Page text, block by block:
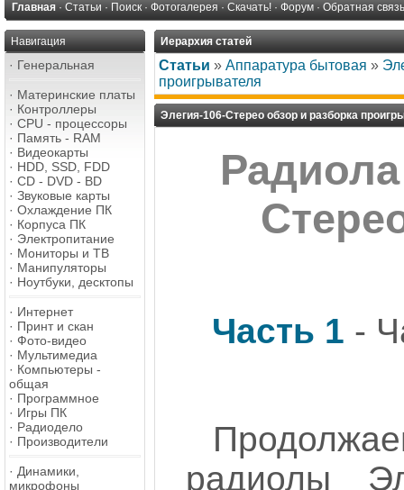
Главная · Статьи · Поиск · Фотогалерея · Скачать! · Форум · Обратная связь
Навигация
· Генеральная
· Материнские платы
· Контроллеры
· CPU - процессоры
· Память - RAM
· Видеокарты
· HDD, SSD, FDD
· CD - DVD - BD
· Звуковые карты
· Охлаждение ПК
· Корпуса ПК
· Электропитание
· Мониторы и ТВ
· Манипуляторы
· Ноутбуки, десктопы
· Интернет
· Принт и скан
· Фото-видео
· Мультимедиа
· Компьютеры -
общая
· Программное
· Игры ПК
· Радиодело
· Производители
· Динамики,
микрофоны
Иерархия статей
Статьи » Аппаратура бытовая »
проигрывателя
Элегия-106-Стерео обзор и разборка
Часть 1 -
радиолы